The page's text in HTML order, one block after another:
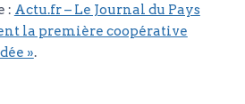
: Actu.fr – Le Journal du Pays
la première coopérative
».